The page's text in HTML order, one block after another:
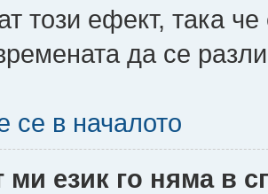
този ефект, така
да се
се в началото
ми език го няма в